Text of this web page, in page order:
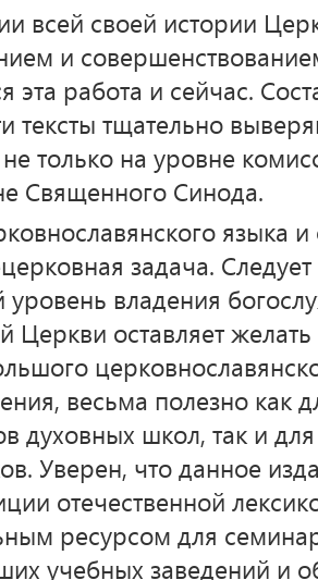
всей своей истории
и
эта работа и сейчас.
тексты тщательно
только на уровне
Священного Синода.
языка
задача. Следует
владения
Церкви оставляет
весьма полезно как
духовных школ, так и
Уверен, что данное
отечественной
ресурсом для
учебных заведений и